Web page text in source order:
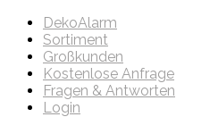
DekoAlarm
Sortiment
Großkunden
Kostenlose Anfrage
Fragen & Antworten
Login